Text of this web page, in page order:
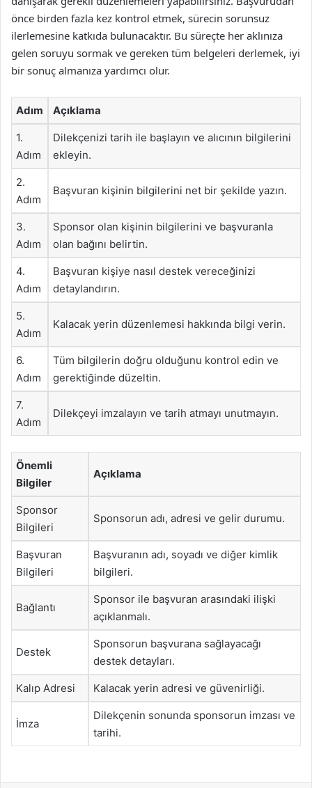
önce birden fazla kez kontrol etmek, sürecin sorunsuz
ilerlemesine katkıda bulunacaktır. Bu süreçte her aklınıza
gelen soruyu sormak ve gereken tüm belgeleri derlemek, iyi
bir sonuç almanıza yardımcı olur.
Adım Açıklama
1.
Adım
Dilekçenizi tarih ile başlayın ve alıcının bilgilerini
ekleyin.
2.
Adım
Başvuran kişinin bilgilerini net bir şekilde yazın.
3.
Adım
Sponsor olan kişinin bilgilerini ve başvuranla
olan bağını belirtin.
4.
Adım
Başvuran kişiye nasıl destek vereceğinizi
detaylandırın.
5.
Adım
Kalacak yerin düzenlemesi hakkında bilgi verin.
6.
Adım
Tüm bilgilerin doğru olduğunu kontrol edin ve
gerektiğinde düzeltin.
7.
Adım
Dilekçeyi imzalayın ve tarih atmayı unutmayın.
Önemli
Bilgiler
Açıklama
Sponsor
Bilgileri
Sponsorun adı, adresi ve gelir durumu.
Başvuran
Bilgileri
Başvuranın adı, soyadı ve diğer kimlik
bilgileri.
Bağlantı
Sponsor ile başvuran arasındaki ilişki
açıklanmalı.
Destek
Sponsorun başvurana sağlayacağı
destek detayları.
Kalıp Adresi Kalacak yerin adresi ve güvenirliği.
İmza
Dilekçenin sonunda sponsorun imzası ve
tarihi.